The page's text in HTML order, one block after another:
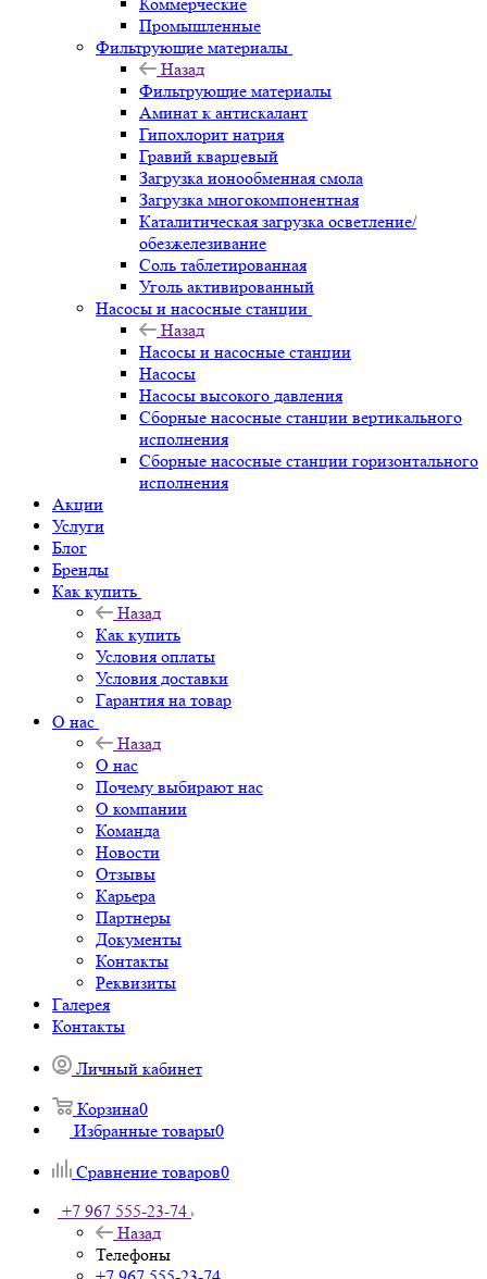
Промышленные
Фильтрующие материалы
Назад
Фильтрующие материалы
Аминат к антискалант
Гипохлорит натрия
Гравий кварцевый
Загрузка ионообменная смола
Загрузка многокомпонентная
Каталитическая загрузка осветление/
обезжелезивание
Соль таблетированная
Уголь активированный
Насосы и насосные станции
Назад
Насосы и насосные станции
Насосы
Насосы высокого давления
Сборные насосные станции вертикального
исполнения
Сборные насосные станции горизонтального
исполнения
Акции
Услуги
Блог
Бренды
Как купить
Назад
Как купить
Условия оплаты
Условия доставки
Гарантия на товар
О нас
Назад
О нас
Почему выбирают нас
О компании
Команда
Новости
Отзывы
Карьера
Партнеры
Документы
Контакты
Реквизиты
Галерея
Контакты
Личный кабинет
Корзина0
Избранные товары0
Сравнение товаров0
+7 967 555-23-74
Назад
Телефоны